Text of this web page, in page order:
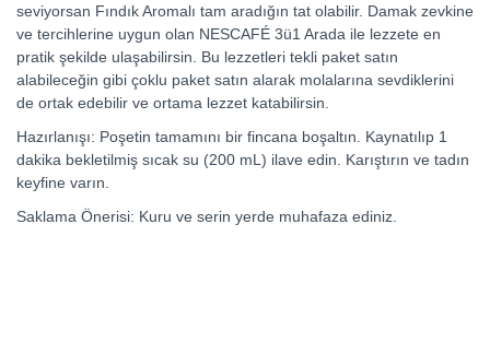
seviyorsan Fındık Aromalı tam aradığın tat olabilir. Damak zevkine
ve tercihlerine uygun olan NESCAFÉ 3ü1 Arada ile lezzete en
pratik şekilde ulaşabilirsin. Bu lezzetleri tekli paket satın
alabileceğin gibi çoklu paket satın alarak molalarına sevdiklerini
de ortak edebilir ve ortama lezzet katabilirsin.
Hazırlanışı: Poşetin tamamını bir fincana boşaltın. Kaynatılıp 1
dakika bekletilmiş sıcak su (200 mL) ilave edin. Karıştırın ve tadın
keyfine varın.
Saklama Önerisi: Kuru ve serin yerde muhafaza ediniz.